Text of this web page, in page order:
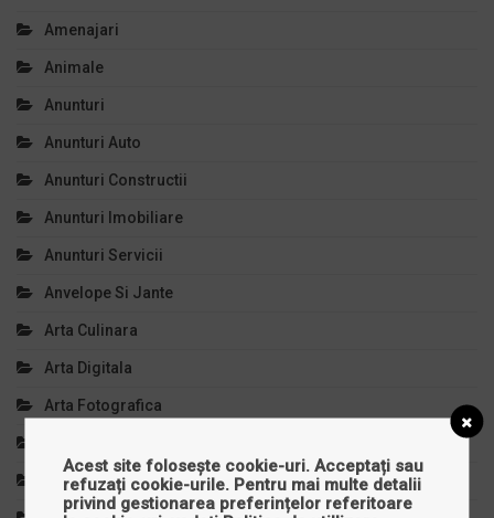
Amenajari
Animale
Anunturi
Anunturi Auto
Anunturi Constructii
Anunturi Imobiliare
Anunturi Servicii
Anvelope Si Jante
Arta Culinara
Arta Digitala
Arta Fotografica
Articole Copii
Acest site folosește cookie-uri. Acceptați sau
refuzați cookie-urile. Pentru mai multe detalii
privind gestionarea preferințelor referitoare